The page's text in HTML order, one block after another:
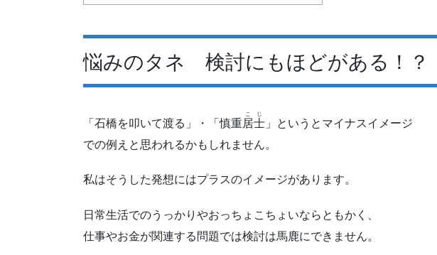
悩みのタネ 検討にもほどがある！？
「石橋を叩いて渡る」・「慎重居士
こじ
」というとマイナスイメージ
での例えと思われるかもしれません。
私はそうした発想にはプラスのイメージがあります。
日常生活でのうっかりやおっちょこちょいならともかく、
仕事やお金が関連する問題では検討は馬鹿にできません。